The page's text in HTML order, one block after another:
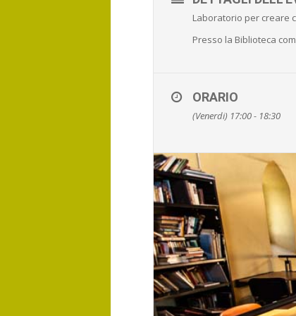
Laboratorio per creare
Presso la Biblioteca
ORARIO
(Venerdi) 17:00 - 18:30